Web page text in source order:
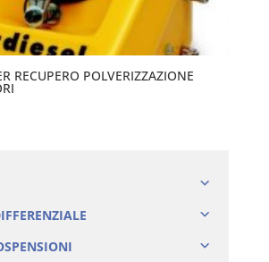
RECUPERO POLVERIZZAZIONE